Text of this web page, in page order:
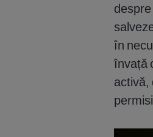
în
învață
activă,